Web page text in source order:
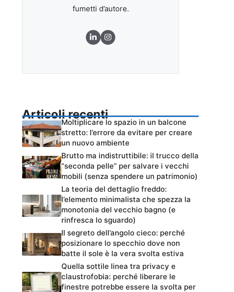
fumetti d’autore.
Articoli recenti
Moltiplicare lo spazio in un balcone
stretto: l’errore da evitare per creare
un nuovo ambiente
Brutto ma indistruttibile: il trucco della
“seconda pelle” per salvare i vecchi
mobili (senza spendere un patrimonio)
La teoria del dettaglio freddo:
l’elemento minimalista che spezza la
monotonia del vecchio bagno (e
rinfresca lo sguardo)
Il segreto dell’angolo cieco: perché
posizionare lo specchio dove non
batte il sole è la vera svolta estiva
Quella sottile linea tra privacy e
claustrofobia: perché liberare le
finestre potrebbe essere la svolta per